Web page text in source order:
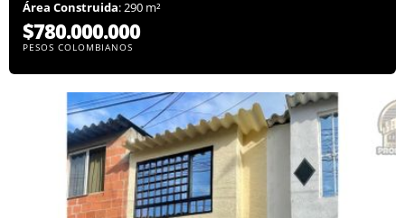
Área Construida: 290 m²
$780.000.000
PESOS COLOMBIANOS